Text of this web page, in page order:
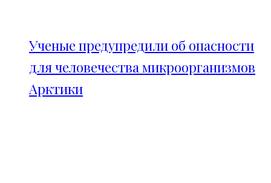
Ученые предупредили об опасности
для человечества микроорганизмов
Арктики